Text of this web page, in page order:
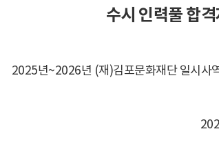
수시 인력풀 합
2025년~2026년 (재)김포문화재단 일시사